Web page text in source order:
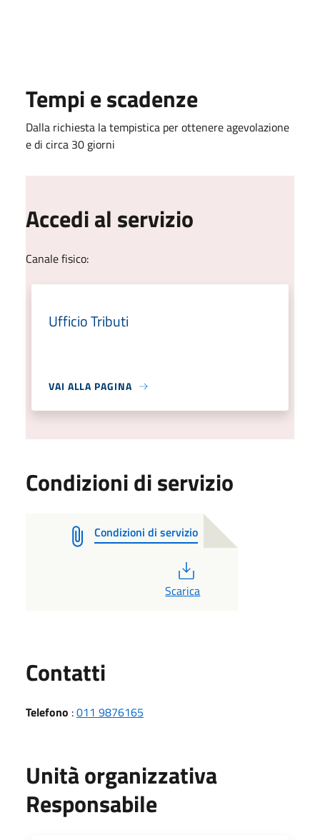
Tempi e scadenze
Dalla richiesta la tempistica per ottenere agevolazione
e di circa 30 giorni
Accedi al servizio
Canale fisico:
Ufficio Tributi
VAI ALLA PAGINA
Condizioni di servizio
Condizioni di servizio
Scarica
Contatti
Telefono :011 9876165
Unità organizzativa
Responsabile